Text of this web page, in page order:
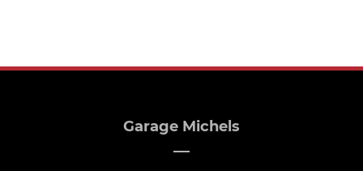
Garage Michels